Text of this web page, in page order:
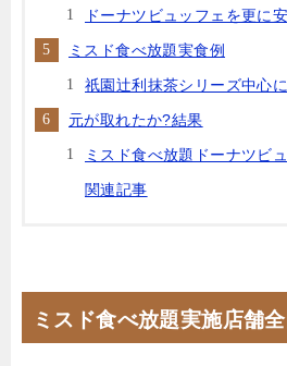
ドーナツビュッフェを更に
ミスド食べ放題実食例
祇園辻利抹茶シリーズ中心に
元が取れたか?結果
ミスド食べ放題ドーナツビ
関連記事
ミスド食べ放題実施店舗